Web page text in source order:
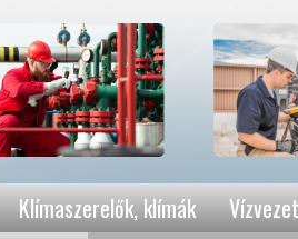
Klímaszerelők, klímák